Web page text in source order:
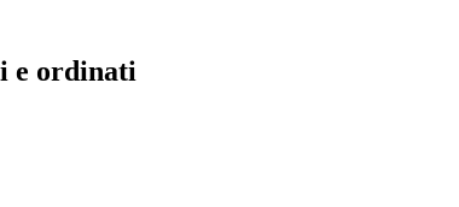
e ordinati